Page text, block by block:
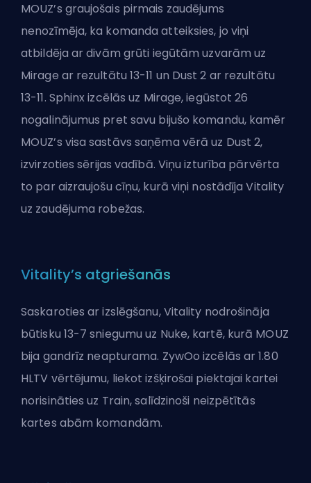
MOUZ’s graujošais pirmais zaudējums
nenozīmēja, ka komanda atteiksies, jo viņi
atbildēja ar divām grūti iegūtām uzvarām uz
Mirage ar rezultātu 13-11 un Dust 2 ar rezultātu
13-11. Sphinx izcēlās uz Mirage, iegūstot 26
nogalinājumus pret savu bijušo komandu, kamēr
MOUZ’s visa sastāvs saņēma vērā uz Dust 2,
izvirzoties sērijas vadībā. Viņu izturība pārvērta
to par aizraujošu cīņu, kurā viņi nostādīja Vitality
uz zaudējuma robežas.
Vitality’s atgriešanās
Saskaroties ar izslēgšanu, Vitality nodrošināja
būtisku 13-7 sniegumu uz Nuke, kartē, kurā MOUZ
bija gandrīz neapturama. ZywOo izcēlās ar 1.80
HLTV vērtējumu, liekot izšķirošai piektajai kartei
norisināties uz Train, salīdzinoši neizpētītās
kartes abām komandām.